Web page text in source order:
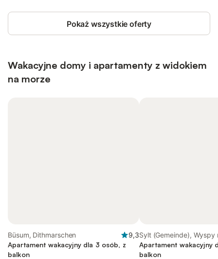
Pokaż wszystkie oferty
Wakacyjne domy i apartamenty z widokiem
na morze
Büsum, Dithmarschen
9,3
Apartament wakacyjny dla 3 osób, z
balkon
Sylt (Gemeinde), Wyspy
Północnym
Apartament wakacyjny
balkon